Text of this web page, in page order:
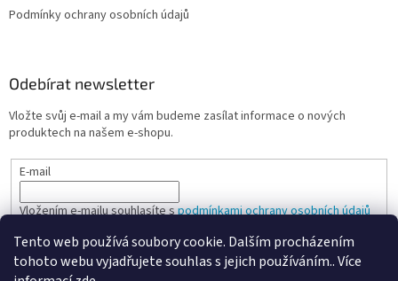
Tento web používá soubory cookie. Dalším procházením
tohoto webu vyjadřujete souhlas s jejich používáním.. Více
Podmínky ochrany osobních údajů
Odebírat newsletter
Vložte svůj e-mail a my vám budeme zasílat informace o nových
produktech na našem e-shopu.
E-mail
Vložením e-mailu souhlasíte spodmínkami ochrany osobních údajů
PŘIHLÁSIT SE